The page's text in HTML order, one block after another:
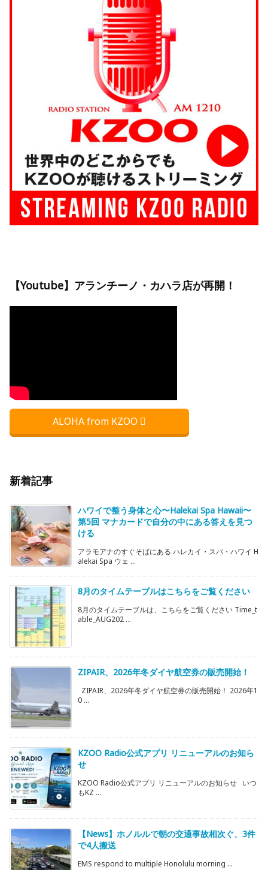
【Youtube】アランチーノ・カハラ店が再開！
ALOHA from KZOO
新着記事
ハワイで整う身体と心〜Halekai Spa Hawaii〜
第5回 マナカードで自分の中にある答えを見つ
ける
アラモアナのすぐそばにある ハレカイ・スパ・ハワイ H
alekai Spa ウェ ...
8月のタイムテーブルはこちらをご覧ください
8月のタイムテーブルは、こちらをご覧ください Time_t
able_AUG202 ...
ZIPAIR、2026年冬ダイヤ航空券の販売開始！
ZIPAIR、2026年冬ダイヤ航空券の販売開始！ 2026年1
0 ...
KZOO Radio公式アプリ リニューアルのお知ら
せ
KZOO Radio公式アプリ リニューアルのお知らせ いつ
もKZ ...
【News】ホノルルで朝の交通事故相次ぐ、3件
で4人搬送
EMS respond to multiple Honolulu morning ...